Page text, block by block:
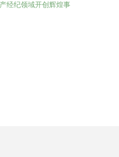
经纪领域开创辉煌事